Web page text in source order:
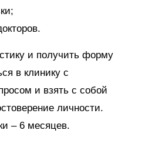
и получить форму
в клинику с
и взять с собой
личности.
– 6 месяцев.